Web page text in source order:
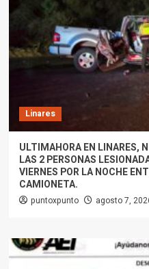
Linares
ULTIMAHORA EN LINARES,
LAS 2 PERSONAS
VIERNES POR LA NOCHE
CAMIONETA.
puntoxpunto agosto 7,